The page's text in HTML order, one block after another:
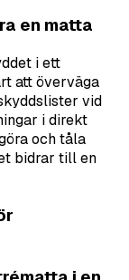
en matta
i ett
att överväga
vid
i direkt
och tåla
bidrar till en